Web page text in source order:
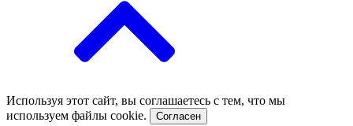
Используя этот сайт, вы соглашаетесь с тем, что мы
используем файлы cookie.
Согласен